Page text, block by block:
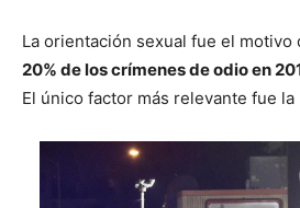
La orientación sexual fue el motivo
20% de los crímenes de odio en
El único factor más relevante fue la